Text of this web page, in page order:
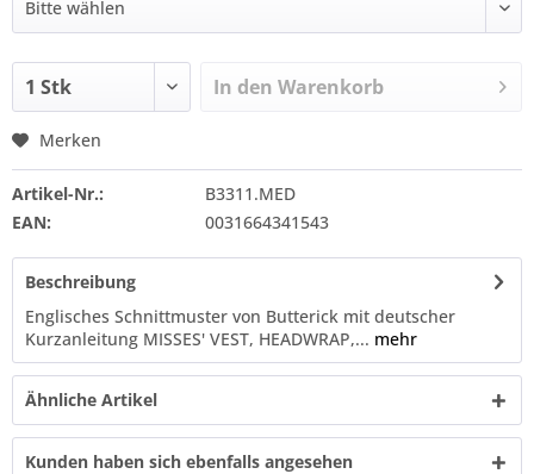
In den Warenkorb
Merken
Artikel-Nr.:
B3311.MED
EAN:
0031664341543
Beschreibung
Englisches Schnittmuster von Butterick mit deutscher
Kurzanleitung MISSES' VEST, HEADWRAP,... mehr
Ähnliche Artikel
Kunden haben sich ebenfalls angesehen